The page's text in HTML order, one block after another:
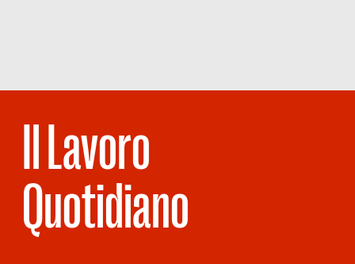
Il Lavoro
Quotidiano